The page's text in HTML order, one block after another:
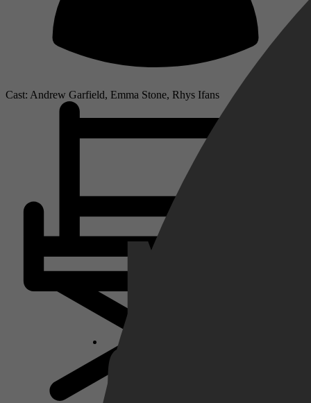
Cast: Andrew Garfield, Emma Stone, Rhys Ifans